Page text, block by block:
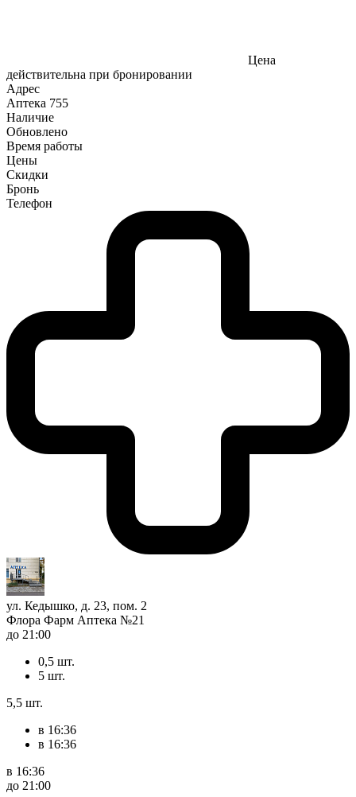
Цена
действительна при бронировании
Адрес
Аптека 755
Наличие
Обновлено
Время работы
Цены
Скидки
Бронь
Телефон
ул. Кедышко, д. 23, пом. 2
Флора Фарм Аптека №21
до 21:00
0,5 шт.
5 шт.
5,5 шт.
в 16:36
в 16:36
в 16:36
до 21:00